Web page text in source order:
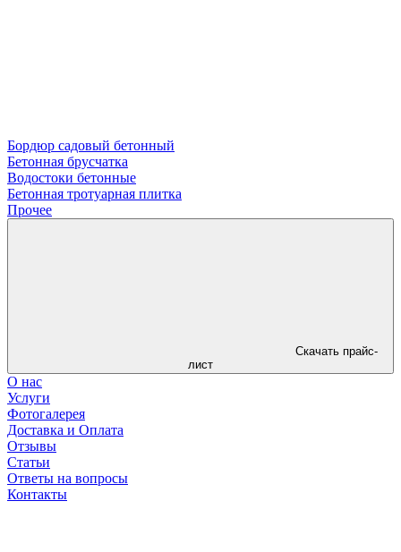
Бордюр садовый бетонный
Бетонная брусчатка
Водостоки бетонные
Бетонная тротуарная плитка
Прочее
Скачать прайс-
лист
О нас
Услуги
Фотогалерея
Доставка и Оплата
Отзывы
Статьи
Ответы на вопросы
Контакты